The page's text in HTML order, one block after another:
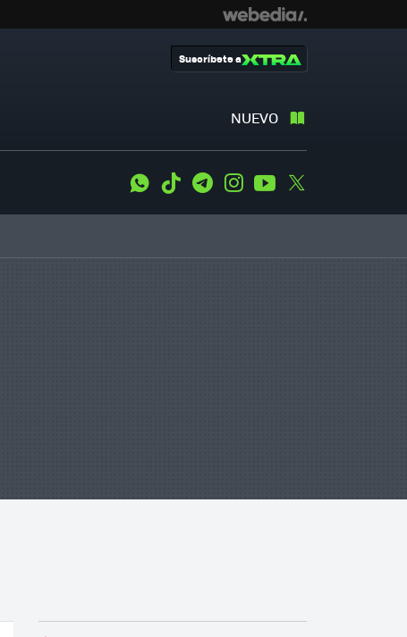
NUEVO
Suscríbete a
WhatsApp
Tiktok TelegramInstagramYoutube